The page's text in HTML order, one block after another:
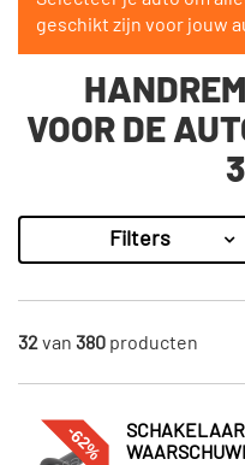
geschikt zijn voor jouw
VOOR DE
Resultaten
×
Wabco (1)
Filters
32van 380 producten
-62%